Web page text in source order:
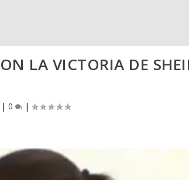
LA VICTORIA DE
| 0 |